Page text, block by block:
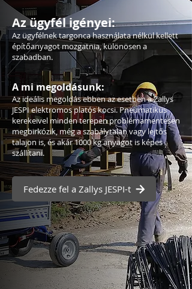
Az ügyfél igényei:
Az ügyfélnek targonca használata nélkül kellett
építőanyagot mozgatnia, különösen a
szabadban.
A mi megoldásunk:
Az ideális megoldás ebben az esetben a Zallys
JESPI elektromos platós kocsi. Pneumatikus
kerekeivel minden terepen problémamentesen
megbirkózik, még a szabálytalan vagy lejtős
talajon is, és akár 1000 kg anyagot is képes
szállítani.
Fedezze fel a Zallys JESPI-t